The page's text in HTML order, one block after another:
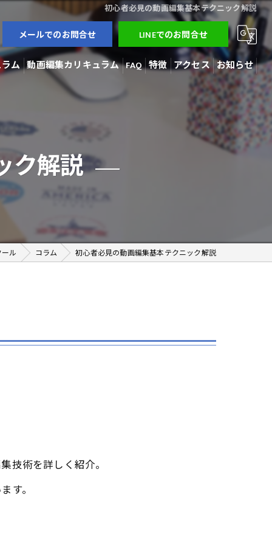
初心者必見の動画編集基本テクニック解説
メールでのお問合せ LINEでのお問合せ
ム 動画編集カリキュラム FAQ 特徴
3Dモデラー
アクセス お知らせ
ブログ
コラム
ク解説
ル コラム 初心者必見の動画編集基本テクニック解説
技術を詳しく紹介。
す。